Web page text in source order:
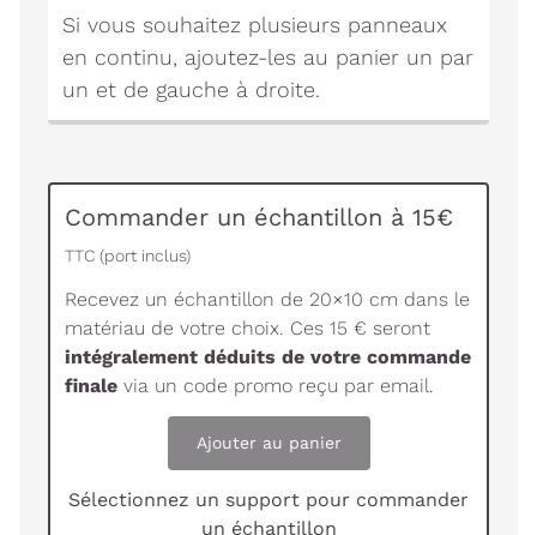
Si vous souhaitez plusieurs panneaux
en continu, ajoutez-les au panier un par
un et de gauche à droite.
Commander un échantillon à 15€
TTC (port inclus)
Recevez un échantillon de 20×10 cm dans le
matériau de votre choix. Ces 15 € seront
intégralement déduits de votre commande
finale via un code promo reçu par email.
Ajouter au panier
Sélectionnez un support pour commander
un échantillon